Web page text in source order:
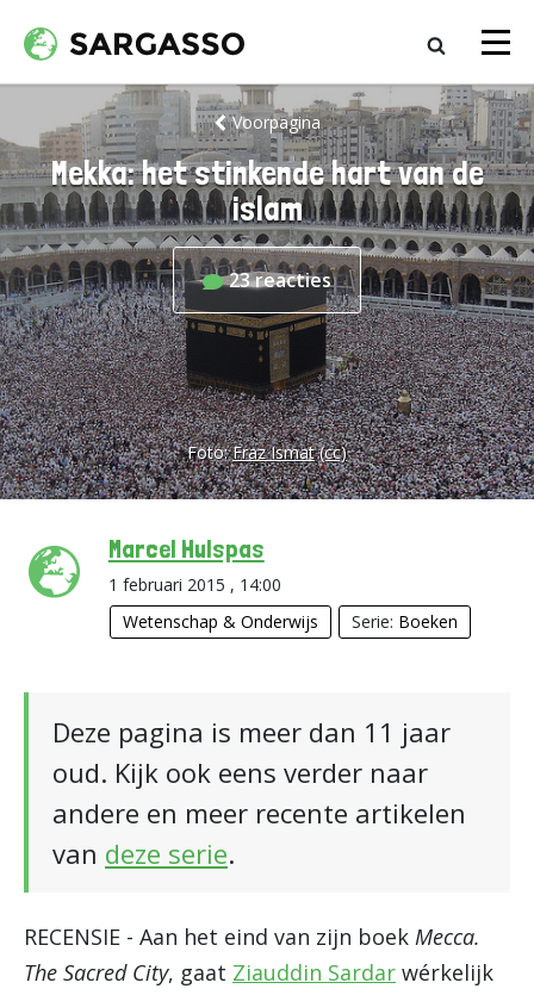
Voorpagina
Mekka: het stinkende hart van de
islam
23reacties
Foto:Fraz Ismat (cc)
Marcel Hulspas
1 februari 2015 , 14:00
Wetenschap & Onderwijs
Serie: Boeken
Deze pagina is meer dan 11 jaar
oud. Kijk ook eens verder naar
andere en meer recente artikelen
van deze serie.
RECENSIE - Aan het eind van zijn boek Mecca.
The Sacred City, gaat Ziauddin Sardar wérkelijk